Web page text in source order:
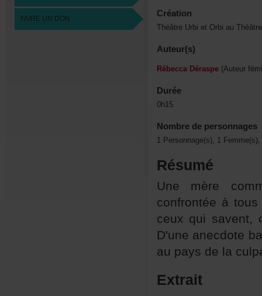
FAIREUNDON
Création
Auteur(s)
RébeccaDéraspe
Durée
0h15
Nombredepersonnages
Résumé
Extrait